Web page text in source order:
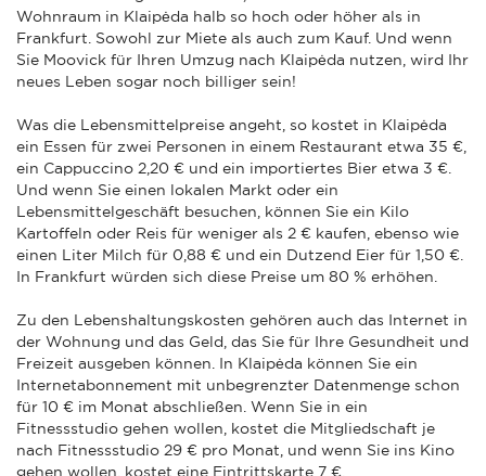
Wohnraum in Klaipėda halb so hoch oder höher als in
Frankfurt. Sowohl zur Miete als auch zum Kauf. Und wenn
Sie Moovick für Ihren Umzug nach Klaipėda nutzen, wird Ihr
neues Leben sogar noch billiger sein!
Was die Lebensmittelpreise angeht, so kostet in Klaipėda
ein Essen für zwei Personen in einem Restaurant etwa 35 €,
ein Cappuccino 2,20 € und ein importiertes Bier etwa 3 €.
Und wenn Sie einen lokalen Markt oder ein
Lebensmittelgeschäft besuchen, können Sie ein Kilo
Kartoffeln oder Reis für weniger als 2 € kaufen, ebenso wie
einen Liter Milch für 0,88 € und ein Dutzend Eier für 1,50 €.
In Frankfurt würden sich diese Preise um 80 % erhöhen.
Zu den Lebenshaltungskosten gehören auch das Internet in
der Wohnung und das Geld, das Sie für Ihre Gesundheit und
Freizeit ausgeben können. In Klaipėda können Sie ein
Internetabonnement mit unbegrenzter Datenmenge schon
für 10 € im Monat abschließen. Wenn Sie in ein
Fitnessstudio gehen wollen, kostet die Mitgliedschaft je
nach Fitnessstudio 29 € pro Monat, und wenn Sie ins Kino
gehen wollen, kostet eine Eintrittskarte 7 €.